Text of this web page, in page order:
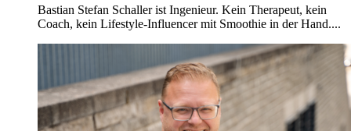
Bastian Stefan Schaller ist Ingenieur. Kein Therapeut, kein
Coach, kein Lifestyle-Influencer mit Smoothie in der Hand....